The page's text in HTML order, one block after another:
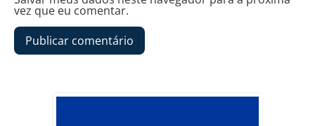
vez que eu comentar.